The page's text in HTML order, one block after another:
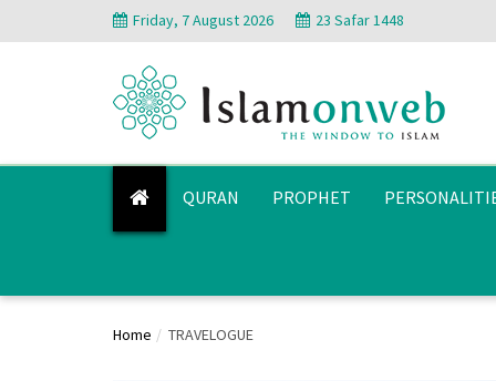
Friday, 7 August 2026 23 Safar 1448
QURAN PROPHET
Home TRAVELOGUE